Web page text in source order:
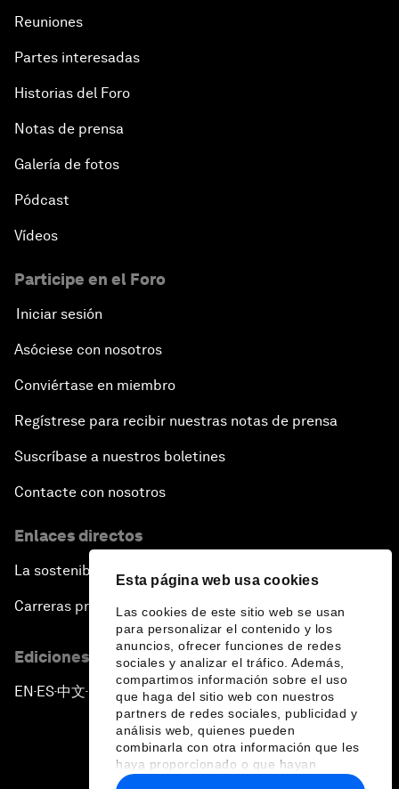
Esta página web usa cookies
Las cookies de este sitio web se usan
para personalizar el contenido y los
anuncios, ofrecer funciones de redes
sociales y analizar el tráfico. Además,
compartimos información sobre el uso
que haga del sitio web con nuestros
partners de redes sociales, publicidad y
análisis web, quienes pueden
combinarla con otra información que les
haya proporcionado o que hayan
recopilado a partir del uso que haya
Reuniones
Partes interesadas
Historias del Foro
Notas de prensa
Galería de fotos
Pódcast
Vídeos
Participe en el Foro
Iniciar sesión
Asóciese con nosotros
Conviértase en miembro
Regístrese para recibir nuestras notas de prensa
Suscríbase a nuestros boletines
Contacte con nosotros
Enlaces directos
La sostenibilidad en el Foro
Carreras profesionales
Ediciones en otros idiomas
EN ▪ES▪中文▪ 日本語